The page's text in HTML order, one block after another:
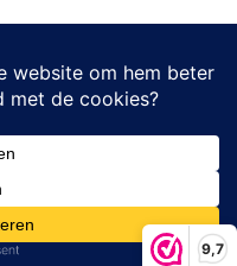
9,7
contact
WebwinkelKeur Reviewsis
64 reviews.